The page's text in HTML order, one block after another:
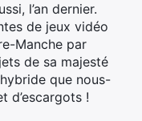
l’an dernier.
de jeux vidéo
Manche par
de sa majesté
que nous-
d’escargots !